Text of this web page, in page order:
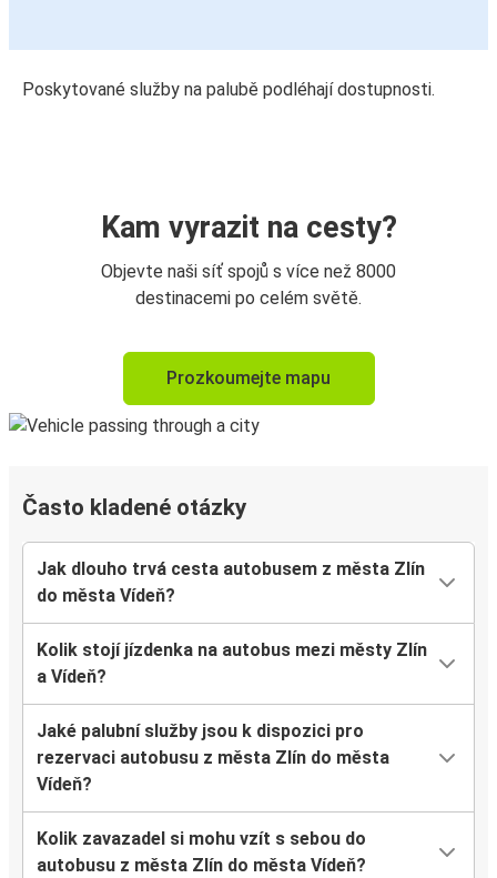
Poskytované služby na palubě podléhají dostupnosti.
Kam vyrazit na cesty?
Objevte naši síť spojů s více než 8000
destinacemi po celém světě.
Prozkoumejte mapu
Často kladené otázky
Jak dlouho trvá cesta autobusem z města Zlín
do města Vídeň?
Kolik stojí jízdenka na autobus mezi městy Zlín
a Vídeň?
Jaké palubní služby jsou k dispozici pro
rezervaci autobusu z města Zlín do města
Vídeň?
Kolik zavazadel si mohu vzít s sebou do
autobusu z města Zlín do města Vídeň?